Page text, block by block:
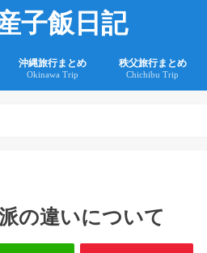
子飯日記
沖縄旅行まとめ
Okinawa Trip
秩父旅行まとめ
Chichibu Trip
の違いについて